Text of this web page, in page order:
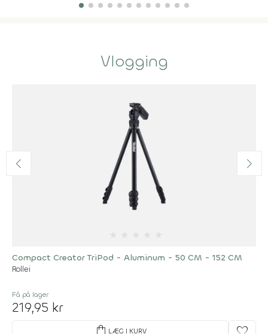
Vlogging
Compact Creator TriPod - Aluminum - 50 CM - 152 CM
Rollei
Få på lager
219,95 kr
LÆG I KURV